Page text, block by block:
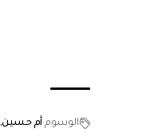
الوسوم أم حسين